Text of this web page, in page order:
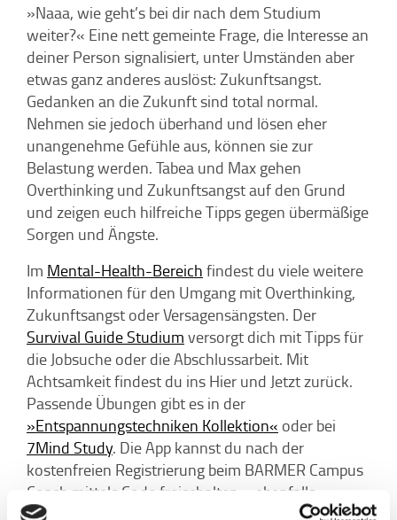
»Naaa, wie geht’s bei dir nach dem Studium
weiter?« Eine nett gemeinte Frage, die Interesse an
deiner Person signalisiert, unter Umständen aber
etwas ganz anderes auslöst: Zukunftsangst.
Gedanken an die Zukunft sind total normal.
Nehmen sie jedoch überhand und lösen eher
unangenehme Gefühle aus, können sie zur
Belastung werden. Tabea und Max gehen
Overthinking und Zukunftsangst auf den Grund
und zeigen euch hilfreiche Tipps gegen übermäßige
Sorgen und Ängste.
Im Mental-Health-Bereich findest du viele weitere
Informationen für den Umgang mit Overthinking,
Zukunftsangst oder Versagensängsten. Der
Survival Guide Studium versorgt dich mit Tipps für
die Jobsuche oder die Abschlussarbeit. Mit
Achtsamkeit findest du ins Hier und Jetzt zurück.
Passende Übungen gibt es in der
»Entspannungstechniken Kollektion« oder bei
7Mind Study. Die App kannst du nach der
kostenfreien Registrierung beim BARMER Campus
Coach mittels Code freischalten – ebenfalls
komplett kostenfrei.